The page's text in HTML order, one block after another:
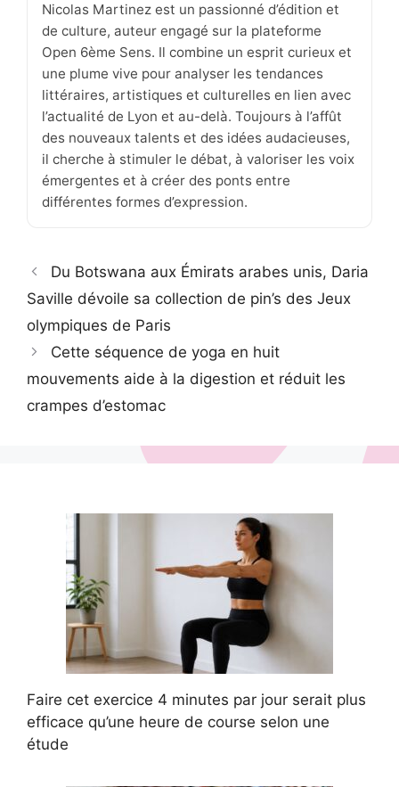
Nicolas Martinez est un passionné d’édition et
de culture, auteur engagé sur la plateforme
Open 6ème Sens. Il combine un esprit curieux et
une plume vive pour analyser les tendances
littéraires, artistiques et culturelles en lien avec
l’actualité de Lyon et au-delà. Toujours à l’affût
des nouveaux talents et des idées audacieuses,
il cherche à stimuler le débat, à valoriser les voix
émergentes et à créer des ponts entre
différentes formes d’expression.
Du Botswana aux Émirats arabes unis, Daria
Saville dévoile sa collection de pin’s des Jeux
olympiques de Paris
Cette séquence de yoga en huit
mouvements aide à la digestion et réduit les
crampes d’estomac
Faire cet exercice 4 minutes par jour serait plus
efficace qu’une heure de course selon une
étude